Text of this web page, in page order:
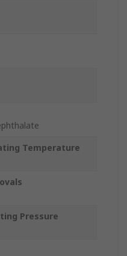
Temperature
Pressure